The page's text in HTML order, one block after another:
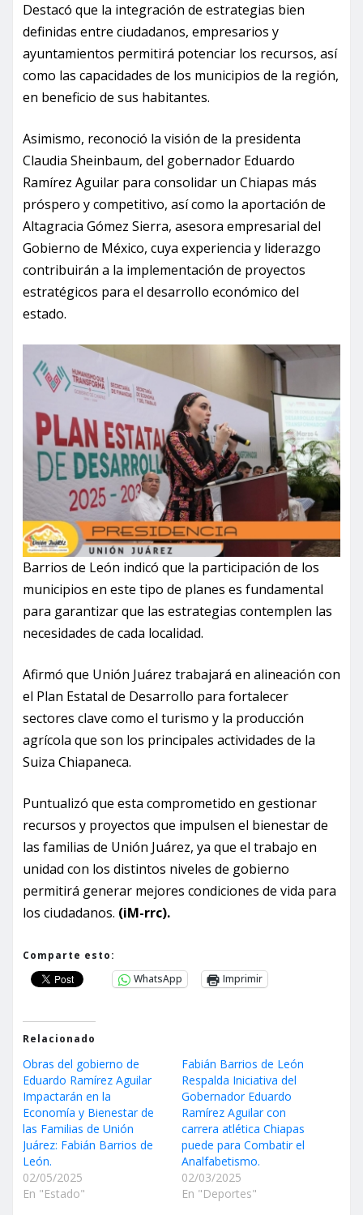
Destacó que la integración de estrategias bien
definidas entre ciudadanos, empresarios y
ayuntamientos permitirá potenciar los recursos, así
como las capacidades de los municipios de la región,
en beneficio de sus habitantes.
Asimismo, reconoció la visión de la presidenta
Claudia Sheinbaum, del gobernador Eduardo
Ramírez Aguilar para consolidar un Chiapas más
próspero y competitivo, así como la aportación de
Altagracia Gómez Sierra, asesora empresarial del
Gobierno de México, cuya experiencia y liderazgo
contribuirán a la implementación de proyectos
estratégicos para el desarrollo económico del
estado.
Barrios de León indicó que la participación de los
municipios en este tipo de planes es fundamental
para garantizar que las estrategias contemplen las
necesidades de cada localidad.
Afirmó que Unión Juárez trabajará en alineación con
el Plan Estatal de Desarrollo para fortalecer
sectores clave como el turismo y la producción
agrícola que son los principales actividades de la
Suiza Chiapaneca.
Puntualizó que esta comprometido en gestionar
recursos y proyectos que impulsen el bienestar de
las familias de Unión Juárez, ya que el trabajo en
unidad con los distintos niveles de gobierno
permitirá generar mejores condiciones de vida para
los ciudadanos. (iM-rrc).
Comparte esto:
WhatsApp
Imprimir
Relacionado
Obras del gobierno de
Eduardo Ramírez Aguilar
Impactarán en la
Economía y Bienestar de
las Familias de Unión
Juárez: Fabián Barrios de
León.
02/05/2025
En "Estado"
Fabián Barrios de León
Respalda Iniciativa del
Gobernador Eduardo
Ramírez Aguilar con
carrera atlética Chiapas
puede para Combatir el
Analfabetismo.
02/03/2025
En "Deportes"